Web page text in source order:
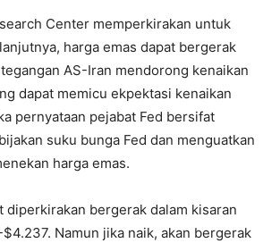
Center memperkirakan untuk
harga emas dapat bergerak
AS-Iran mendorong kenaikan
dapat memicu ekpektasi kenaikan
pernyataan pejabat Fed bersifat
suku bunga Fed dan menguatkan
harga emas.
diperkirakan bergerak dalam kisaran
Namun jika naik, akan bergerak